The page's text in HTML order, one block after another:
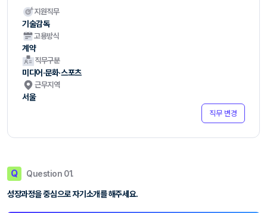
지원직무
기술감독
고용방식
계약
직무구분
미디어·문화·스포츠
근무지역
서울
직무 변경
Q Question 01.
성장과정을 중심으로 자기소개를 해주세요.